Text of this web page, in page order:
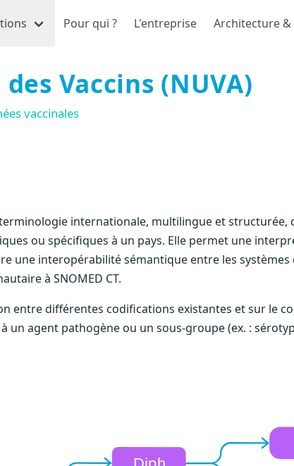
Pour qui ? L'entreprise Architecture &
Vaccins (NUVA)
vaccinales
internationale, multilingue et structurée,
ou spécifiques à un pays. Elle permet une
une interopérabilité sémantique entre les systèmes
à SNOMED CT.
entre différentes codifications existantes et sur le
un agent pathogène ou un sous-groupe (ex. :